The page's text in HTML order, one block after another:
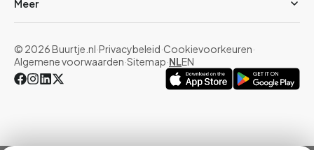
Meer
© 2026 Buurtje.nl·Privacybeleid·Cookievoorkeuren·
Algemene voorwaarden·Sitemap·NLEN